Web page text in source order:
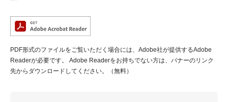
PDF形式のファイルをご覧いただく場合には、Adobe社が提供するAdobe
Readerが必要です。
Adobe Readerをお持ちでない方は、バナーのリンク
先からダウンロードしてください。（無料）